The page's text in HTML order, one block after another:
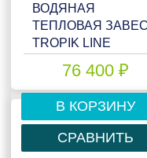
ВОДЯНАЯ
ТЕПЛОВАЯ
TROPIK LINE
76 400 ₽
В КОРЗИНУ
СРАВНИТЬ